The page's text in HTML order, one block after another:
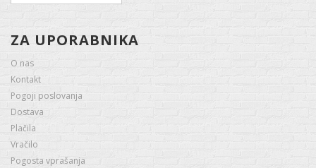
ZA UPORABNIKA
O nas
Kontakt
Pogoji poslovanja
Dostava
Plačila
Vračilo
Pogosta vprašanja